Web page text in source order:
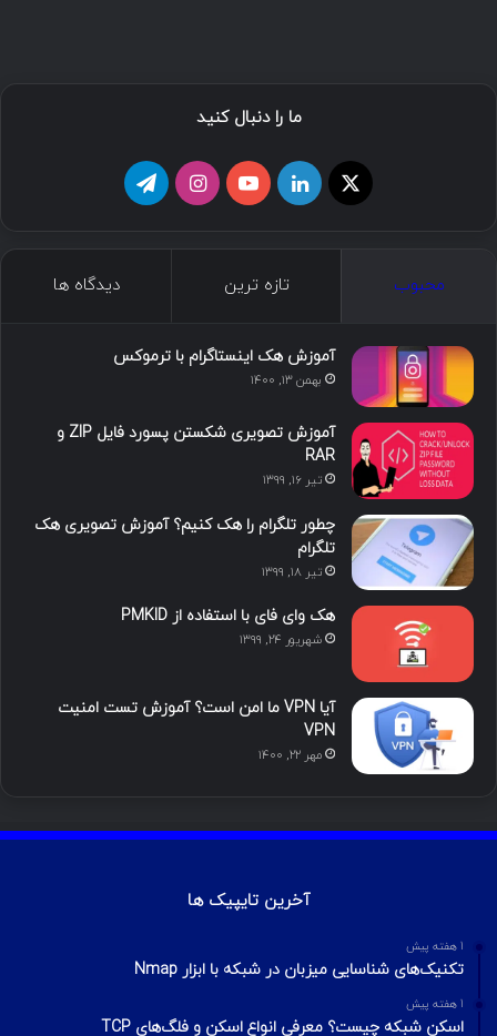
ما را دنبال کنید
محبوب تازه ترین دیدگاه ها
RAR
چطور تلگرام را هک کنیم؟ آموزش تصویری هک
تلگرام